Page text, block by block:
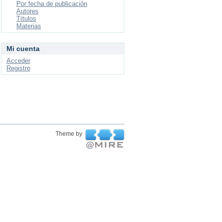
Por fecha de publicación
Autores
Títulos
Materias
Mi cuenta
Acceder
Registro
Theme by